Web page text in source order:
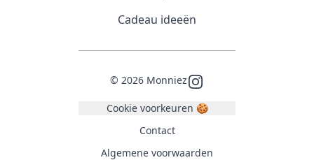
Cadeau ideeën
© 2026 MonniezInstagram
Cookie voorkeuren 🍪
Contact
Algemene voorwaarden